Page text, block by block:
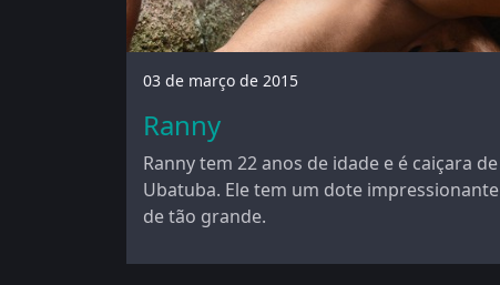
03 de março de 2015
Ranny
Ranny tem 22 anos de idade e é caiçara de
Ubatuba. Ele tem um dote impressionante
de tão grande.